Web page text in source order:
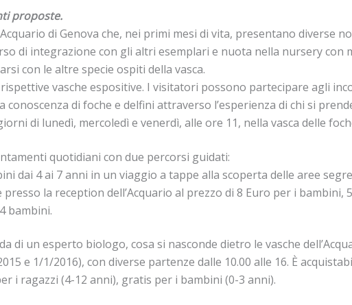
proposte.
di Genova che, nei primi mesi di vita, presentano diverse
di integrazione con gli altri esemplari e nuota nella nursery con
con le altre specie ospiti della vasca.
vasche espositive. I visitatori possono partecipare agli
di foche e delfini attraverso l’esperienza di chi si
di lunedì, mercoledì e venerdì, alle ore 11, nella vasca delle
quotidiani con due percorsi guidati:
dai 4 ai 7 anni in un viaggio a tappe alla scoperta delle aree
presso la reception dell’Acquario al prezzo di 8 Euro per i
bambini.
di un esperto biologo, cosa si nasconde dietro le vasche
e 1/1/2016), con diverse partenze dalle 10.00 alle 16. È
i ragazzi (4-12 anni), gratis per i bambini (0-3 anni).